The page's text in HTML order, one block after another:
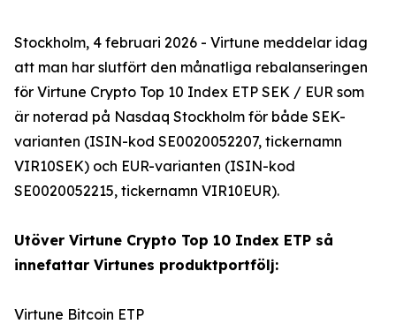
Stockholm, 4 februari 2026 - Virtune meddelar idag
att man har slutfört den månatliga rebalanseringen
för Virtune Crypto Top 10 Index ETP SEK / EUR som
är noterad på Nasdaq Stockholm för både SEK-
varianten (ISIN-kod SE0020052207, tickernamn
VIR10SEK) och EUR-varianten (ISIN-kod
SE0020052215, tickernamn VIR10EUR).
Utöver Virtune Crypto Top 10 Index ETP så
innefattar Virtunes produktportfölj:
Virtune Bitcoin ETP